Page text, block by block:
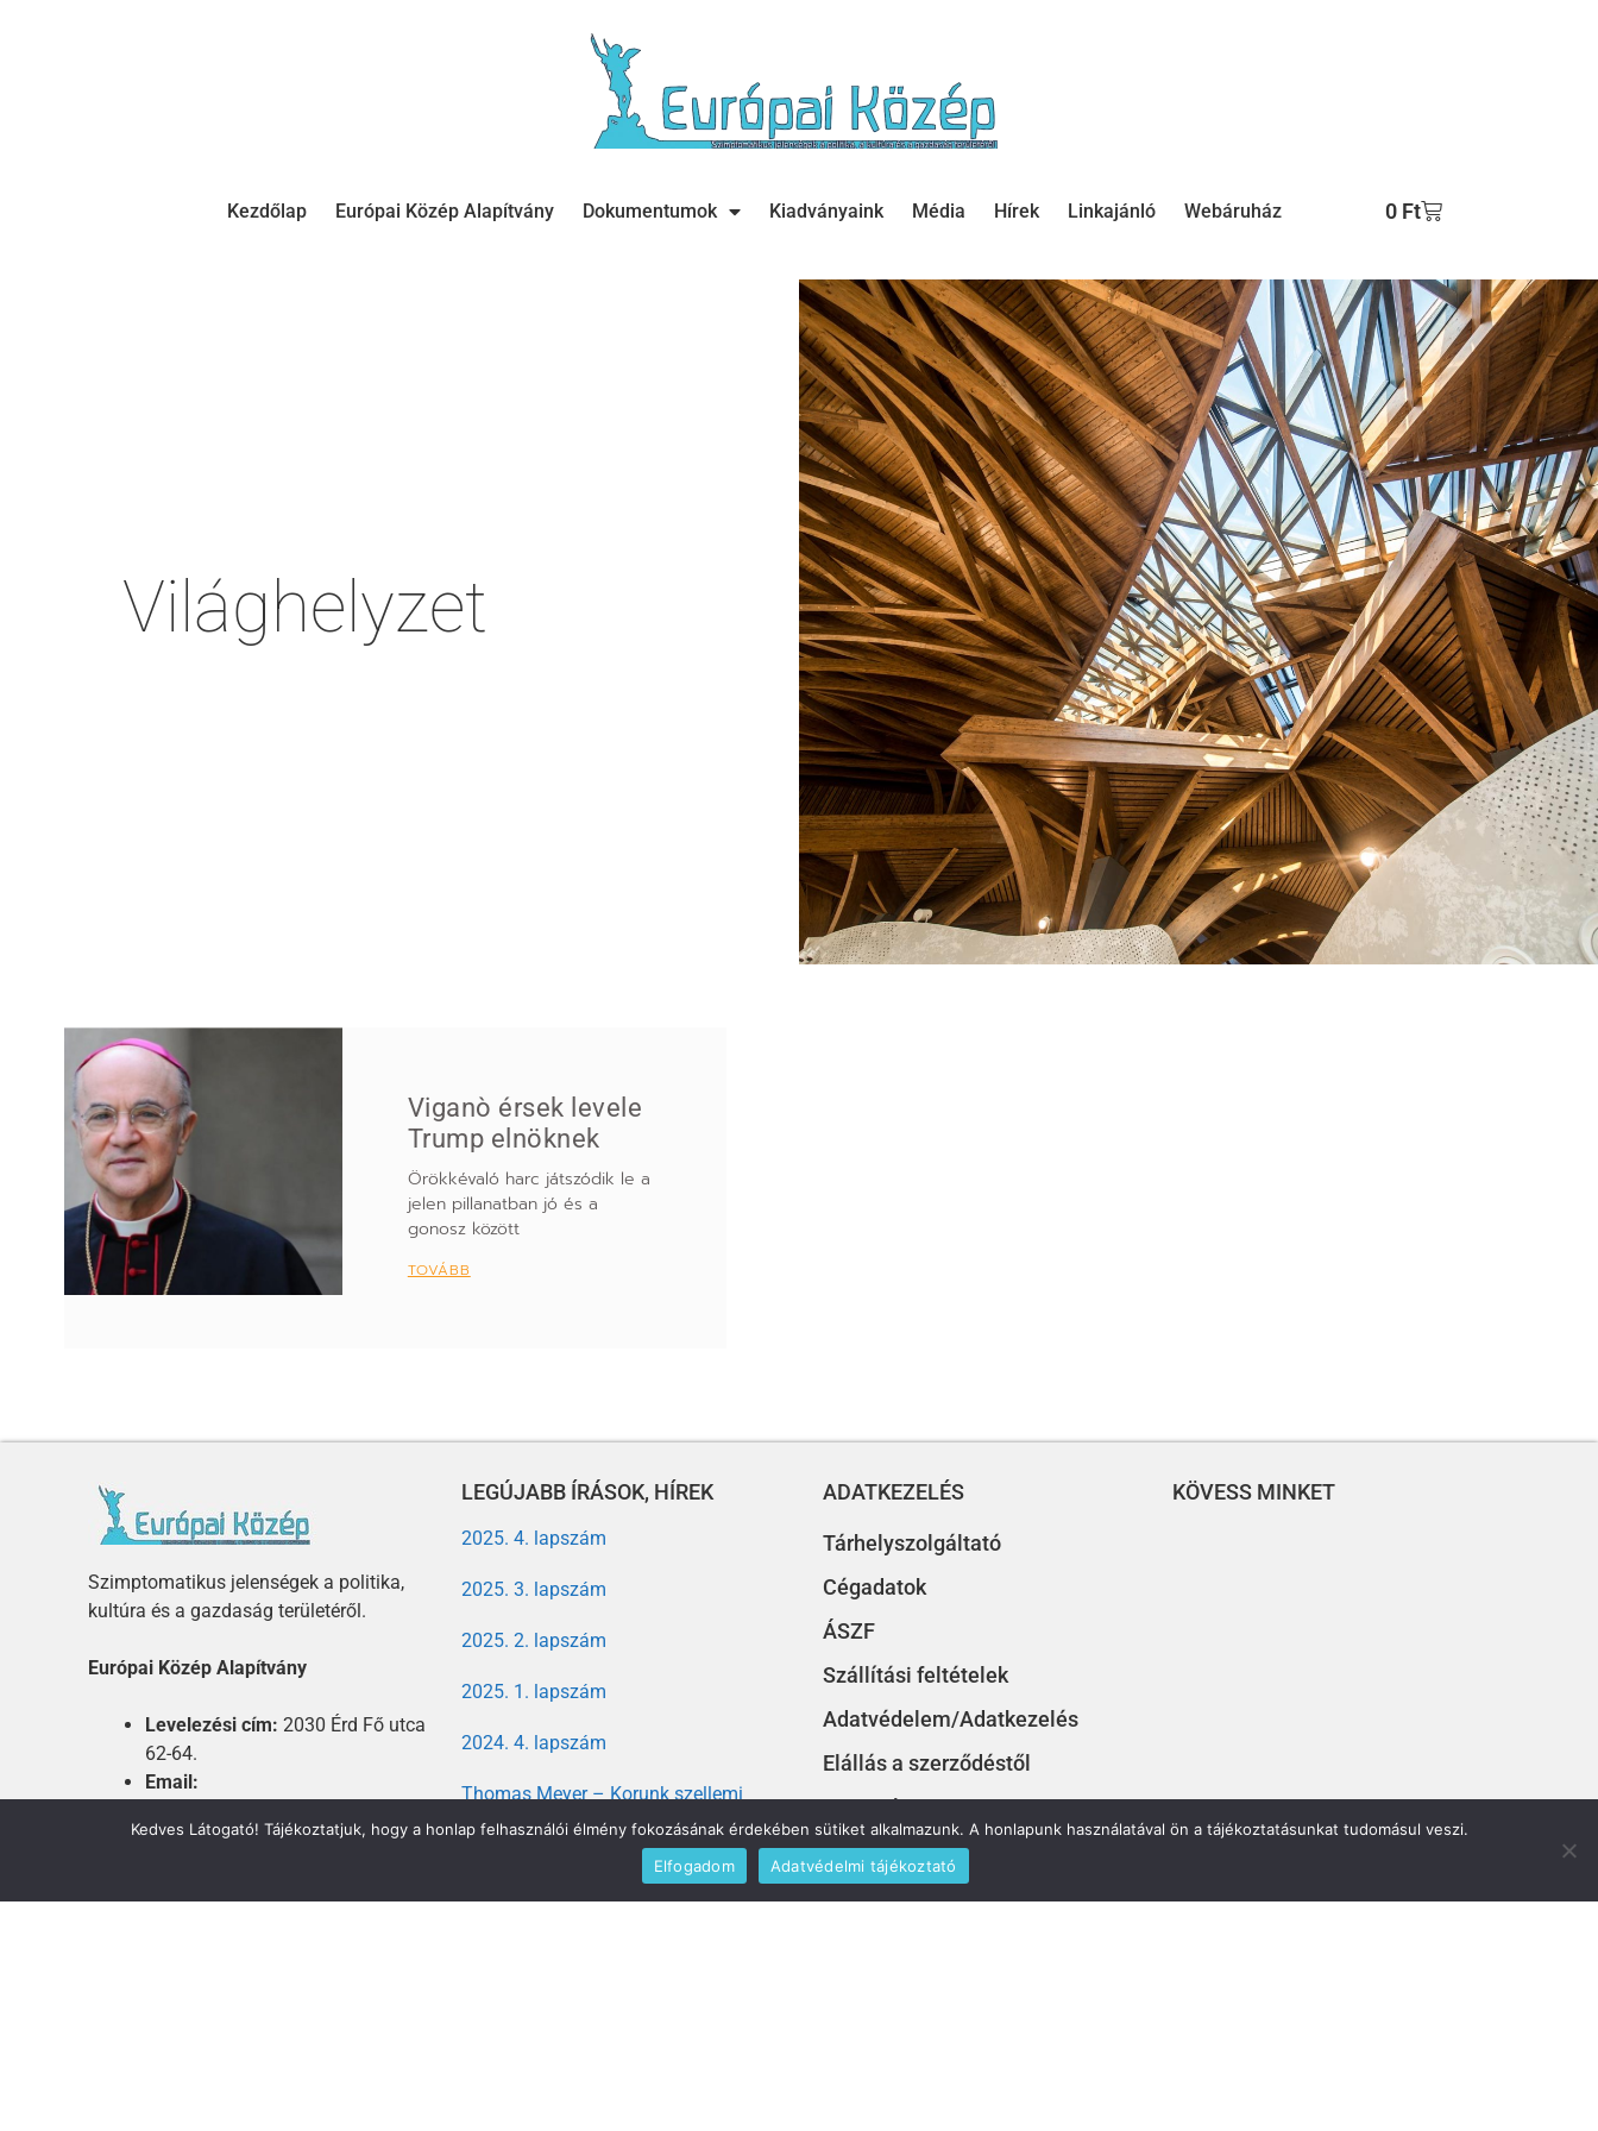
Kezdőlap Európai Közép Alapítvány Dokumentumok Kiadványaink Média Hírek Linkajánló Webáruház 0 Ft
Világhelyzet
Viganò érsek levele
Trump elnöknek
Örökkévaló harc játszódik le a
jelen pillanatban jó és a
gonosz között
TOVÁBB
Szimptomatikus jelenségek a politika,
kultúra és a gazdaság területéről.
Európai Közép Alapítvány
Levelezési cím: 2030 Érd Fő utca
62-64.
Email:
Telefon:+3670 614 7257
LEGÚJABB ÍRÁSOK, HÍREK
2025. 4. lapszám
2025. 3. lapszám
2025. 2. lapszám
2025. 1. lapszám
2024. 4. lapszám
Thomas Meyer – Korunk szellemi
aspektusai
ADATKEZELÉS
Tárhelyszolgáltató
Cégadatok
ÁSZF
Szállítási feltételek
Adatvédelem/Adatkezelés
Elállás a szerződéstől
Kapcsolat
KÖVESS MINKET
Kedves Látogató! Tájékoztatjuk, hogy a honlap felhasználói élmény fokozásának érdekében sütiket alkalmazunk. A honlapunk használatával ön a tájékoztatásunkat tudomásul veszi.
Elfogadom
Adatvédelmi tájékoztató